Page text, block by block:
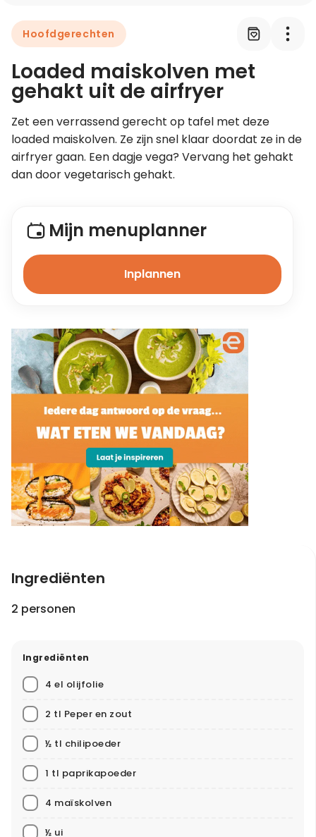
Leer koken als een chef
Kooktips & blogs
Hoofdgerechten
Loaded maiskolven met
gehakt uit de airfryer
Zet een verrassend gerecht op tafel met deze
loaded maiskolven. Ze zijn snel klaar doordat ze in de
airfryer gaan. Een dagje vega? Vervang het gehakt
dan door vegetarisch gehakt.
Mijn menuplanner
Inplannen
Ingrediënten
2 personen
Ingrediënten
4 el olijfolie
2 tl Peper en zout
½ tl chilipoeder
1 tl paprikapoeder
4 maïskolven
½ ui